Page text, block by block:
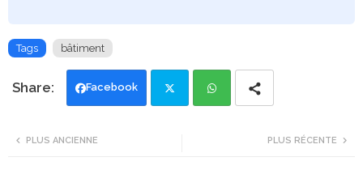
Tags bâtiment
Facebook
PLUS RÉCENTE
PLUS ANCIENNE